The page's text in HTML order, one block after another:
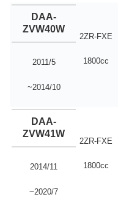
DAA-
ZVW40W
2011/5
~2014/10
2ZR-FXE
1800cc
DAA-
ZVW41W
2014/11
~2020/7
2ZR-FXE
1800cc